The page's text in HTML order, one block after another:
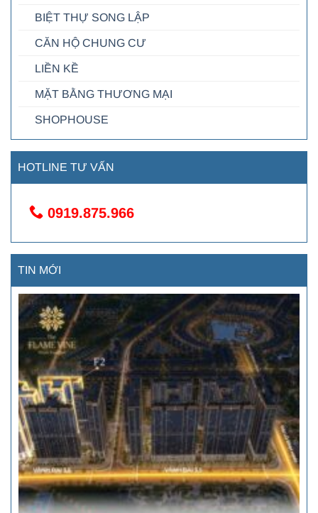
BIỆT THỰ SONG LẬP
CĂN HỘ CHUNG CƯ
LIỀN KỀ
MẶT BẰNG THƯƠNG MẠI
SHOPHOUSE
HOTLINE TƯ VẤN
0919.875.966
TIN MỚI